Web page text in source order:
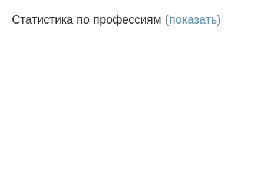
Статистика по профессиям (показать)